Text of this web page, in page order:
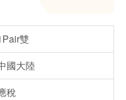
雙
國大陸
稅